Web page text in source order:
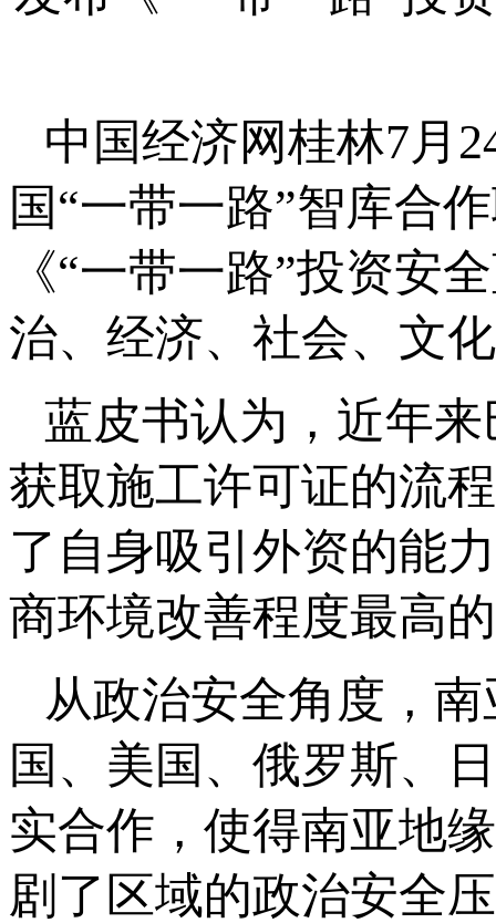
中国经济网桂林7月
国“一带一路”智库合
《“一带一路”投资安
治、经济、社会、文
蓝皮书认为，近年
获取施工许可证的流
了自身吸引外资的能
商环境改善程度最高
从政治安全角度，
国、美国、俄罗斯、
实合作，使得南亚地
剧了区域的政治安全